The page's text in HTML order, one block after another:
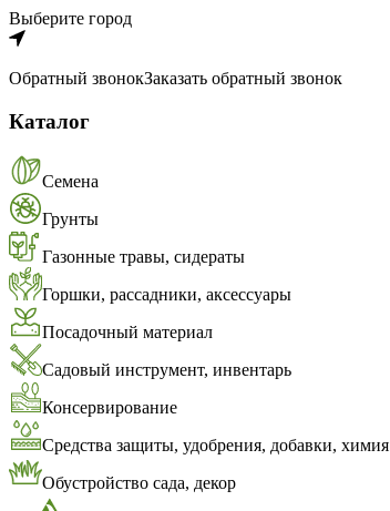
Выберите город
Обратный звонокЗаказать обратный звонок
Каталог
Семена
Грунты
Газонные травы, сидераты
Горшки, рассадники, аксессуары
Посадочный материал
Садовый инструмент, инвентарь
Консервирование
Средства защиты, удобрения, добавки, химия
Обустройство сада, декор